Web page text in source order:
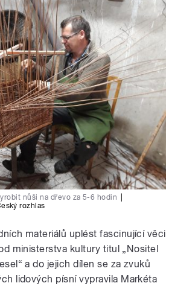
nůši na dřevo za 5-6 hodin
rozhlas
materiálů uplést fascinující věci
ministerstva kultury titul „Nositel
a do jejich dílen se za zvuků
lidových písní vypravila Markéta